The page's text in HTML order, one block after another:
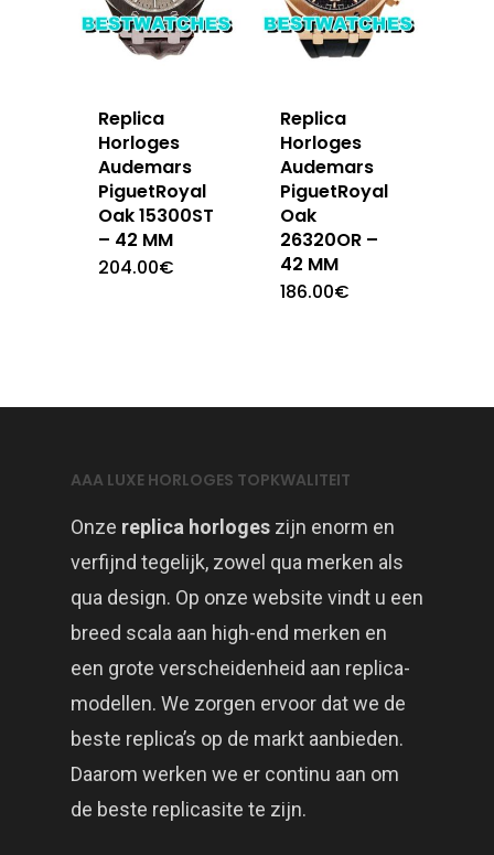
Replica
Horloges
Audemars
PiguetRoyal
Oak 15300ST
– 42 MM
204.00€
Replica
Horloges
Audemars
PiguetRoyal
Oak
26320OR –
42 MM
186.00€
AAA LUXE HORLOGES TOPKWALITEIT
Onze replica horloges zijn enorm en
verfijnd tegelijk, zowel qua merken als
qua design. Op onze website vindt u een
breed scala aan high-end merken en
een grote verscheidenheid aan replica-
modellen. We zorgen ervoor dat we de
beste replica’s op de markt aanbieden.
Daarom werken we er continu aan om
de beste replicasite te zijn.